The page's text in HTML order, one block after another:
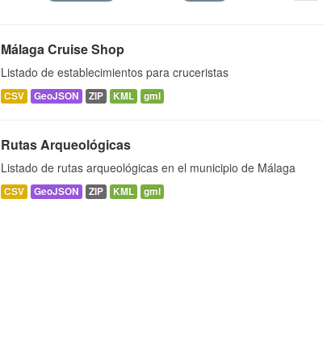
Málaga Cruise Shop
Listado de establecimientos para cruceristas
CSV GeoJSON ZIP KML gml
Rutas Arqueológicas
Listado de rutas arqueológicas en el municipio de Málaga
CSV GeoJSON ZIP KML gml